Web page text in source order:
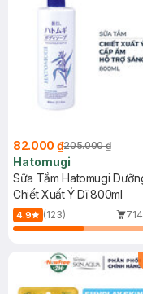
82.000 ₫205.000 ₫
Hatomugi
Sữa Tắm Hatomugi
Chiết Xuất Ý Dĩ 800ml
4.9 (123)